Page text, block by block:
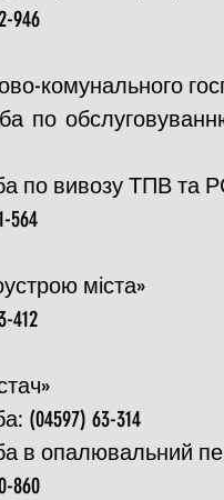
946
комунального
по
по вивозу ТПВ та РС:
564
міста»
412
(04597) 63-314
в опалювальний
860